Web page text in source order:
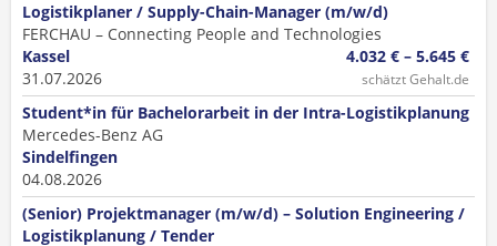
Logistikplaner / Supply-Chain-Manager (m/w/d)
FERCHAU – Connecting People and Technologies
Kassel
31.07.2026
4.032 € – 5.645 €
schätzt Gehalt.de
Student*in für Bachelorarbeit in der Intra-Logistikplanung
Mercedes-Benz AG
Sindelfingen
04.08.2026
(Senior) Projektmanager (m/w/d) – Solution Engineering /
Logistikplanung / Tender